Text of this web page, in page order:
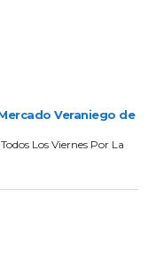
Veraniego de
Los Viernes Por La